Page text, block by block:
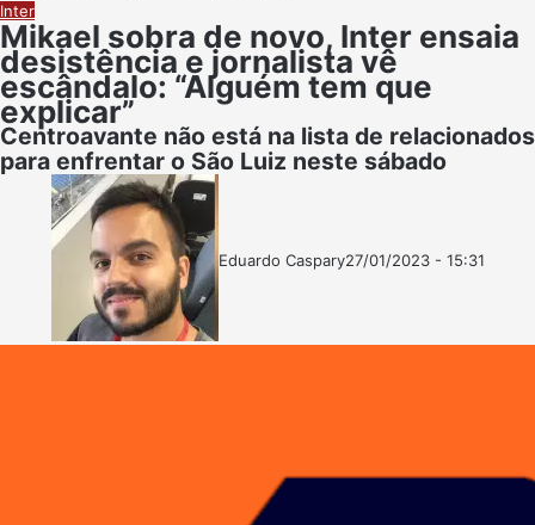
Inter
Mikael sobra de novo, Inter ensaia
desistência e jornalista vê
escândalo: “Alguém tem que
explicar”
Centroavante não está na lista de relacionados
para enfrentar o São Luiz neste sábado
Eduardo CasparyFollow
Mande
27/01/2023 - 15:31